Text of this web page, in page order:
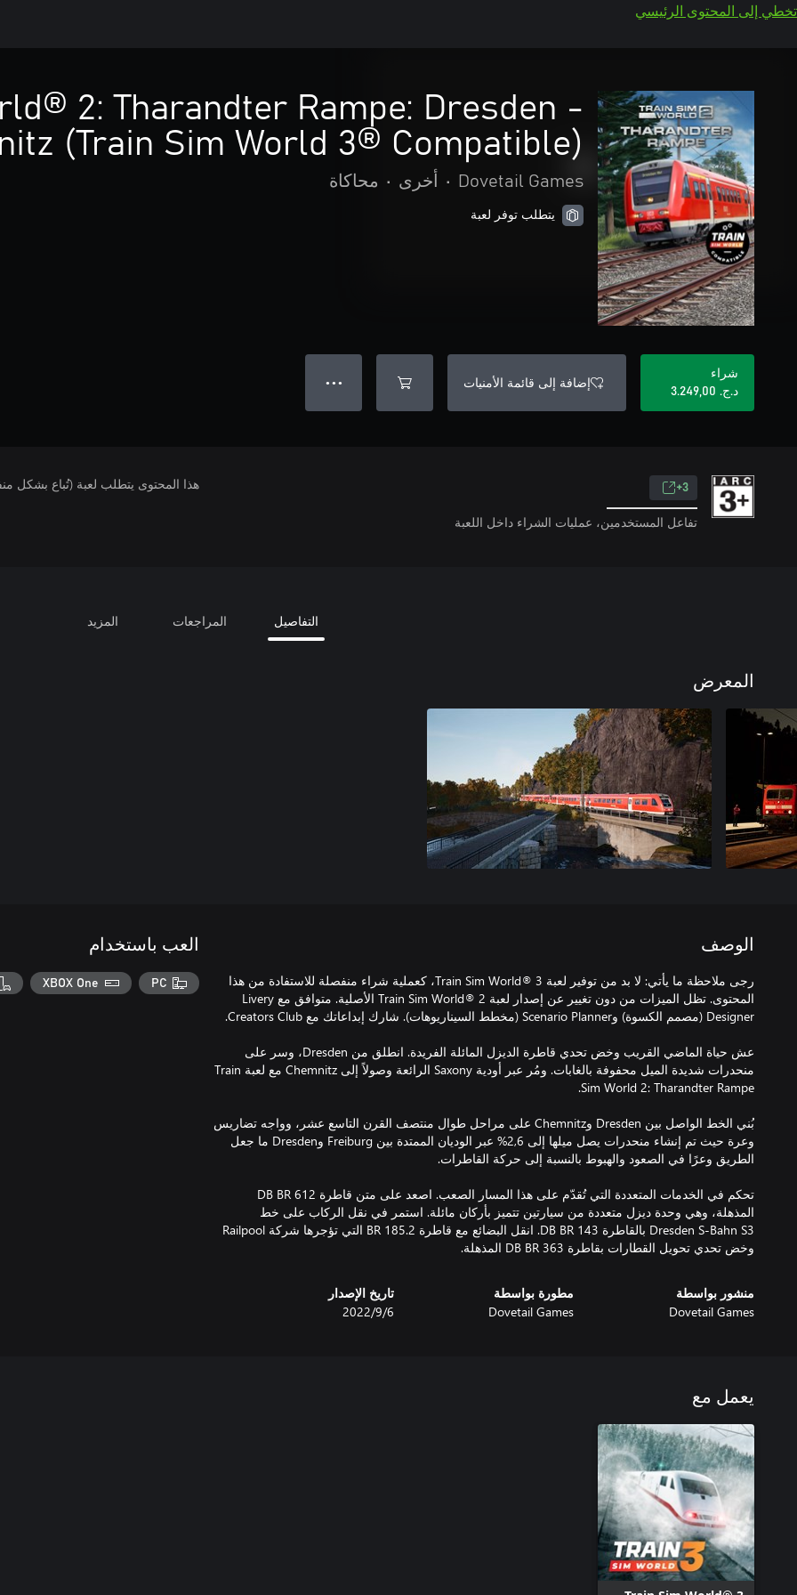
تخطي إلى المحتوى الرئيسي
2: Tharandter Rampe: Dresden -
(Train Sim World 3® Compatible)
Dovetail Games
• أخرى • محاكاة
يتطلب توفر لعبة
شراء
د.ج.‏ 3.249,00
إضافة إلى قائمة الأمنيات ● ● ●
3+
تفاعل المستخدمين، عمليات الشراء داخل اللعبة
هذا المحتوى يتطلب لعبة (تُباع بشكل
التفاصيل المراجعات المزيد
المعرض
الوصف
ُرجى ملاحظة ما يأتي: لا بد من توفير لعبة Train Sim World® 3، كعملية شراء منفصلة للاستفادة من هذا
المحتوى. تظل الميزات من دون تغيير عن إصدار لعبة Train Sim World® 2 الأصلية. متوافق مع Livery
عش حياة الماضي القريب وخض تحدي قاطرة الديزل المائلة الفريدة. انطلق من Dresden، وسر على
منحدرات شديدة الميل محفوفة بالغابات. ومُر عبر أودية Saxony الرائعة وصولاً إلى Chemnitz مع لعبة Train
بُني الخط الواصل بين Dresden وChemnitz على مراحل طوال منتصف القرن التاسع عشر، وواجه تضاريس
وعرة حيث تم إنشاء منحدرات يصل ميلها إلى 2,6% عبر الوديان الممتدة بين Freiburg وDresden ما جعل
تحكم في الخدمات المتعددة التي تُقدّم على هذا المسار الصعب. اصعد على متن قاطرة DB BR 612
المذهلة، وهي وحدة ديزل متعددة من سيارتين تتميز بأركان مائلة. استمر في نقل الركاب على خط
Dresden S-Bahn S3 بالقاطرة DB BR 143. انقل البضائع مع قاطرة BR 185.2 التي تؤجرها شركة Railpool
وخض تحدي تحويل القطارات بقاطرة DB BR 363 المذهلة.
منشور بواسطة
Dovetail Games
مطورة بواسطة
Dovetail Games
تاريخ الإصدار
6‏/9‏/2022
العب باستخدام
PC
XBOX One
يعمل مع